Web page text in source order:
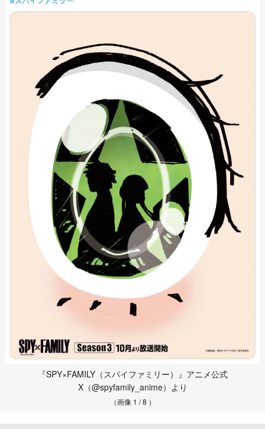
『SPY×FAMILY（スパイファミリー）』アニメ公式
X（@spyfamily_anime）より
（画像 1 / 8 ）